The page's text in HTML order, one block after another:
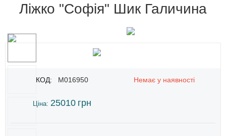
Ліжко "Софія" Шик Галичина
КОД: M016950 Немає у наявності
Ціна: 25010 грн